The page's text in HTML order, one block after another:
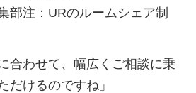
部注：URのルームシェア制
合わせて、幅広くご相談に乗
だけるのですね」